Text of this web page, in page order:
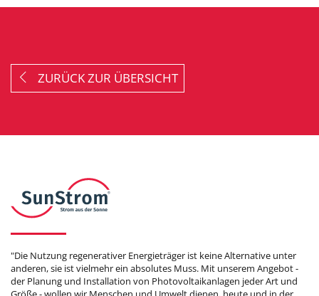
ZURÜCK ZUR ÜBERSICHT
"Die Nutzung regenerativer Energieträger ist keine Alternative unter
anderen, sie ist vielmehr ein absolutes Muss. Mit unserem Angebot -
der Planung und Installation von Photovoltaikanlagen jeder Art und